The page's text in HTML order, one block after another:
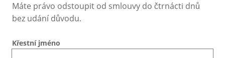
Máte právo odstoupit od smlouvy do čtrnácti dnů
bez udání důvodu.
Křestní jméno